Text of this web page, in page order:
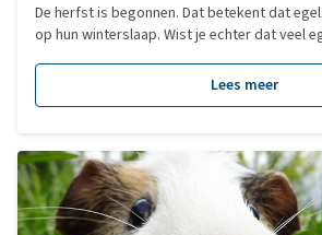
De herfst is begonnen. Dat betekent dat
op hun winterslaap. Wist je echter dat veel
deze blog leggen we uit hoe je egels in de
Lees meer